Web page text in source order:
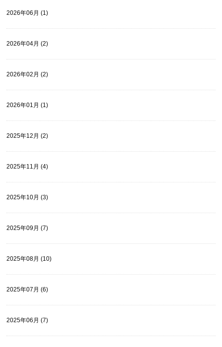
2026年06月 (1)
2026年04月 (2)
2026年02月 (2)
2026年01月 (1)
2025年12月 (2)
2025年11月 (4)
2025年10月 (3)
2025年09月 (7)
2025年08月 (10)
2025年07月 (6)
2025年06月 (7)